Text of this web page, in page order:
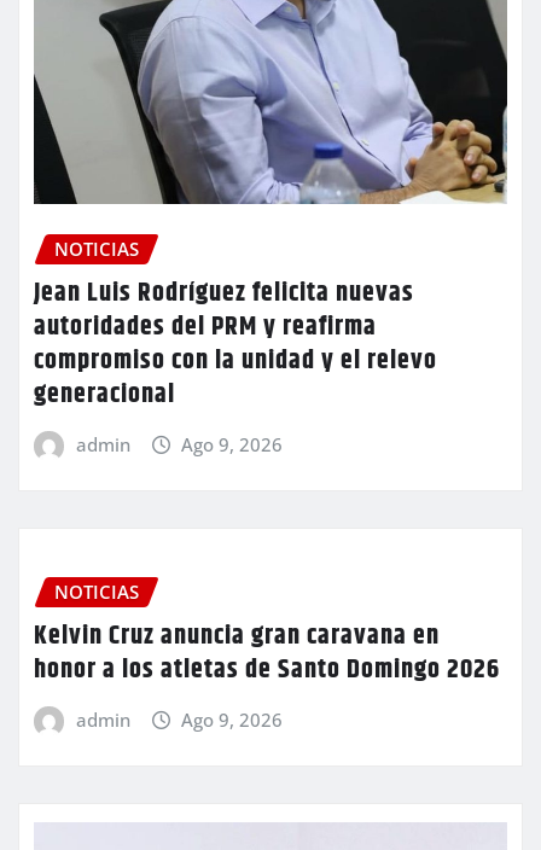
NOTICIAS
Jean Luis Rodríguez felicita nuevas
autoridades del PRM y reafirma
compromiso con la unidad y el relevo
generacional
admin Ago 9, 2026
NOTICIAS
Kelvin Cruz anuncia gran caravana en
honor a los atletas de Santo Domingo 2026
admin Ago 9, 2026